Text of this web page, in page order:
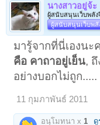
นางสาวอยู่จ้ะ
ผู้สนับสนุนเว็บพลัง
ผู้สนับสนุนเว็บพลั
มารู้จากที่นี่เองนะ
คือ คาถาอยู่เย็น, ถึ
อย่างบอกไม่ถูก.....
11 กุมภาพันธ์ 2011
อนุโมทนา x 1 ดู